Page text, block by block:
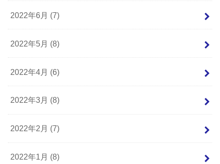
2022年6月 (7)
2022年5月 (8)
2022年4月 (6)
2022年3月 (8)
2022年2月 (7)
2022年1月 (8)